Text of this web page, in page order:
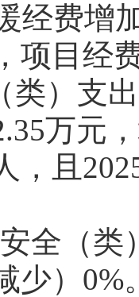
经费增
项目经
类）支
万元
，且
安全（
少）